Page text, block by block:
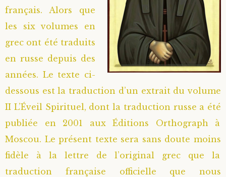
Saint Hilarion (Troïtski)
Saint Jean de Kronstadt
Saint Laurent de Tchernigov
Saint Nikon d’Optina
Saint Seraphim de Vyritsa
Saint Spyridon
Métropolite Zénobe (Majouga)
Archimandrite Adrien (Kirsanov)
Archimandrite Alipi (Voronov)
Archimandrite Andronique (Loukach)
Archimandrite Athénogène (Agapov)
Bienheureuses et Staritsas
Entretiens
Famille spirituelle
Portraits
français. Alors que
les six volumes en
grec ont été traduits
en russe depuis des
années. Le texte ci-
dessous est la traduction d’un extrait du volume
II L’Éveil Spirituel, dont la traduction russe a été
publiée en 2001 aux Éditions Orthograph à
Moscou. Le présent texte sera sans doute moins
fidèle à la lettre de l’original grec que la
traduction française officielle que nous